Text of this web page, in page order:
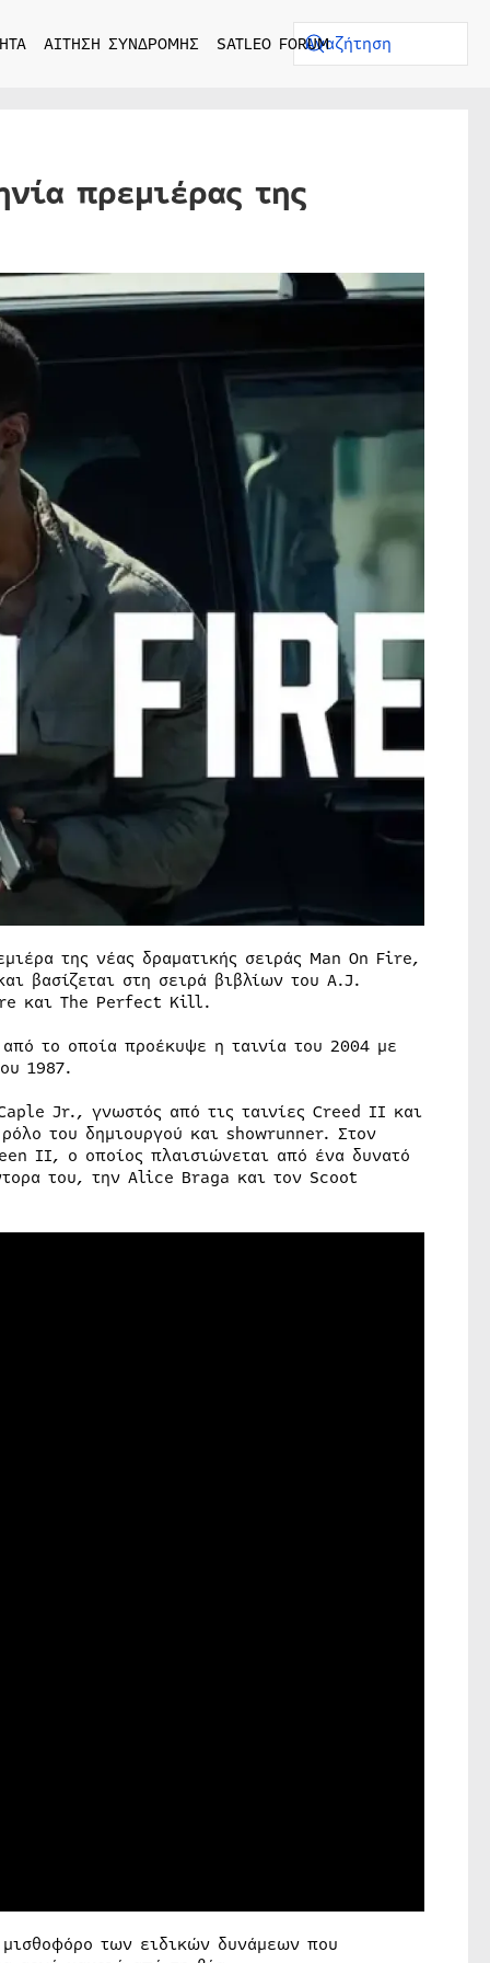
ΑΙΤΗΣΗ ΣΥΝΔΡΟΜΗΣ SATLEO FORUM
πρεμιέρας της
της νέας δραματικής σειράς Man On Fire,
βασίζεται στη σειρά βιβλίων του A.J.
και The Perfect Kill.
το οποία προέκυψε η ταινία του 2004 με
1987.
Jr., γνωστός από τις ταινίες Creed II και
του δημιουργού και showrunner. Στον
II, ο οποίος πλαισιώνεται από ένα δυνατό
του, την Alice Braga και τον Scoot
των ειδικών δυνάμεων που